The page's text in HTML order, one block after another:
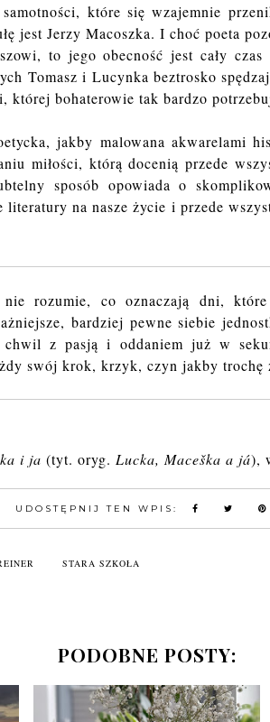
które się wzajemnie
jest Jerzy Macoszka. I choć poeta
to jego obecność jest cały czas
Tomasz i Lucynka beztrosko
której bohaterowie tak bardzo
jakby malowana akwarelami
miłości, którą docenią przede
sposób opowiada o
na nasze życie i przede
rozumie, co oznaczają dni, które
bardziej pewne siebie
chwil z pasją i oddaniem już w
swój krok, krzyk, czyn jakby trochę
i ja (tyt. oryg. Lucka, Maceška a já),
UDOSTĘPNIJ TEN WPIS:
STARA SZKOŁA
PODOBNE POSTY: